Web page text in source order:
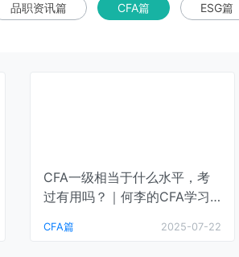
品职资讯篇 CFA篇 ESG篇
CFA一级相当于什么水平，考
过有用吗？｜何李的CFA学习
CFA篇 2025-07-22